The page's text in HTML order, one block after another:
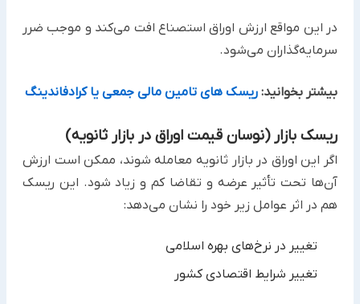
در این مواقع ارزش اوراق استصناع افت می‌کند و موجب ضرر
سرمایه‌گذاران می‌شود.‏
بیشتر بخوانید: ریسک های تامین مالی جمعی یا کرادفاندینگ
ریسک بازار (نوسان قیمت اوراق در بازار ثانویه)‏
اگر این اوراق در بازار ثانویه معامله شوند، ممکن است ارزش
آن‌ها تحت تأثیر عرضه و تقاضا کم و زیاد شود. این ریسک
هم در ‏اثر عوامل زیر خود را نشان می‌دهد:‏
تغییر در نرخ‌های بهره اسلامی
تغییر شرایط اقتصادی کشور